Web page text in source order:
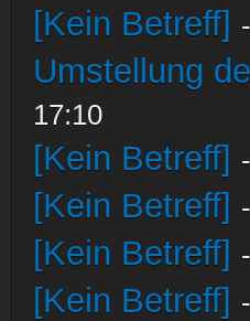
[Kein Betreff]
Umstellung
17:10
[Kein Betreff]
[Kein Betreff]
[Kein Betreff]
[Kein Betreff]